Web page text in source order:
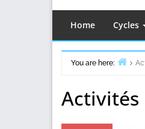
Home Cycles
You are here:
Activités